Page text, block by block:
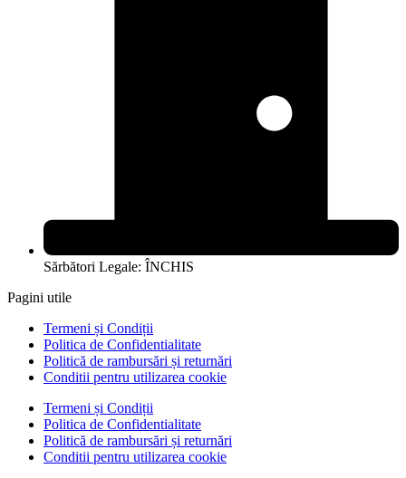
Sărbători Legale: ÎNCHIS
Pagini utile
Termeni și Condiții
Politica de Confidentialitate
Politică de rambursări și returnări
Conditii pentru utilizarea cookie
Termeni și Condiții
Politica de Confidentialitate
Politică de rambursări și returnări
Conditii pentru utilizarea cookie